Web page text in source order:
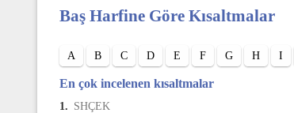
Baş Harfine Göre Kısaltmalar
A B C D E F G H I
En çok incelenen kısaltmalar
1. SHÇEK